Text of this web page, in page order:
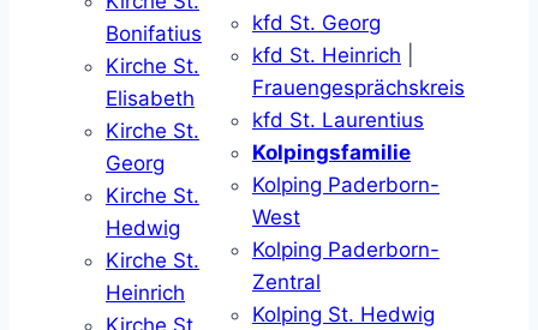
Bonifatius
Kirche St.
Elisabeth
Kirche St.
Georg
Kirche St.
Hedwig
Kirche St.
Heinrich
Kirche St.
kfd St. Georg
kfd St. Heinrich
Frauengesprächskreis
kfd St. Laurentius
Kolpingsfamilie
Kolping Paderborn-
West
Kolping Paderborn-
Zentral
Kolping St. Hedwig